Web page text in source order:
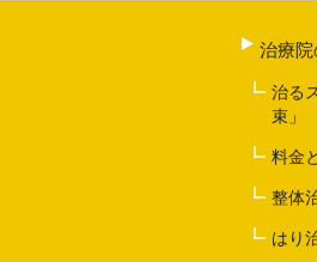
治療
治る
束」
料金
整体
はり